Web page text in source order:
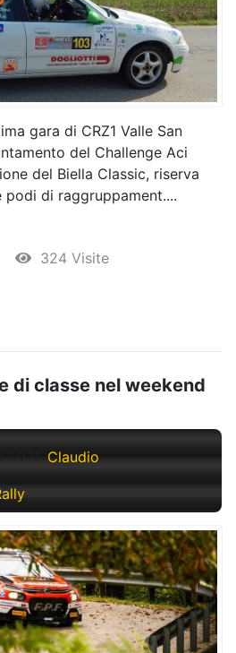
gara di CRZ1 Valle San
del Challenge Aci
del Biella Classic, riserva
di raggruppament....
324 Visite
di classe nel weekend
2025 Claudio